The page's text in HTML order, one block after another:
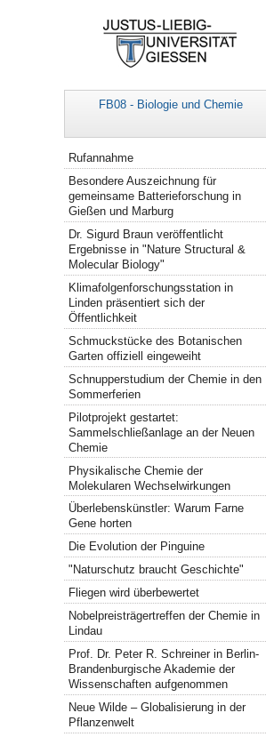
FB08 - Biologie und Chemie
Navigation
Rufannahme
Besondere Auszeichnung für
gemeinsame Batterieforschung in
Gießen und Marburg
Dr. Sigurd Braun veröffentlicht
Ergebnisse in "Nature Structural &
Molecular Biology"
Klimafolgenforschungsstation in
Linden präsentiert sich der
Öffentlichkeit
Schmuckstücke des Botanischen
Garten offiziell eingeweiht
Schnupperstudium der Chemie in den
Sommerferien
Pilotprojekt gestartet:
Sammelschließanlage an der Neuen
Chemie
Physikalische Chemie der
Molekularen Wechselwirkungen
Überlebenskünstler: Warum Farne
Gene horten
Die Evolution der Pinguine
"Naturschutz braucht Geschichte"
Fliegen wird überbewertet
Nobelpreisträgertreffen der Chemie in
Lindau
Prof. Dr. Peter R. Schreiner in Berlin-
Brandenburgische Akademie der
Wissenschaften aufgenommen
Neue Wilde – Globalisierung in der
Pflanzenwelt